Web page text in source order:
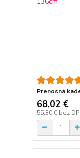
Prenosná
68,02 €
55,30 € bez